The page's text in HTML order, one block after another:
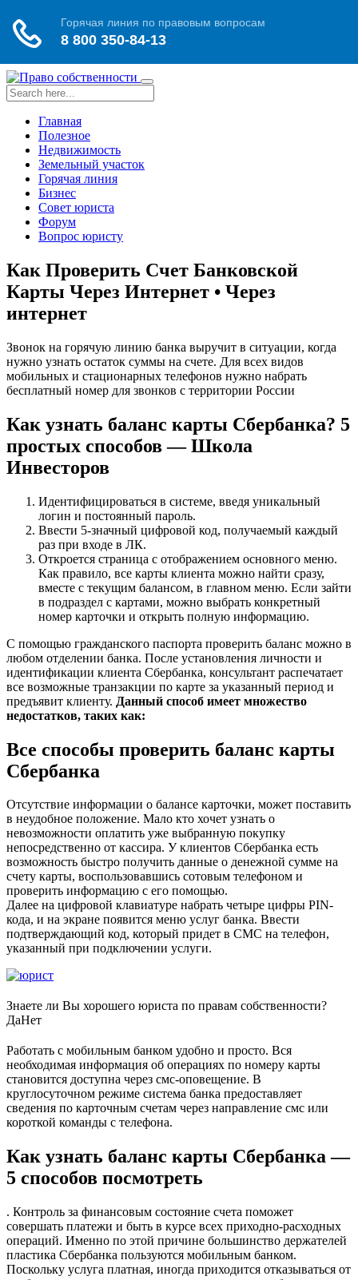
Toggle
navigation
Главная
Полезное
Недвижимость
Земельный участок
Горячая линия
Бизнес
Совет юриста
Форум
Вопрос юристу
Как Проверить Счет Банковской
Карты Через Интернет • Через
интернет
Звонок на горячую линию банка выручит в ситуации, когда
нужно узнать остаток суммы на счете. Для всех видов
мобильных и стационарных телефонов нужно набрать
бесплатный номер для звонков с территории России
Как узнать баланс карты Сбербанка? 5
простых способов — Школа
Инвесторов
Идентифицироваться в системе, введя уникальный
логин и постоянный пароль.
Ввести 5-значный цифровой код, получаемый каждый
раз при входе в ЛК.
Откроется страница с отображением основного меню.
Как правило, все карты клиента можно найти сразу,
вместе с текущим балансом, в главном меню. Если зайти
в подраздел с картами, можно выбрать конкретный
номер карточки и открыть полную информацию.
С помощью гражданского паспорта проверить баланс можно в
любом отделении банка. После установления личности и
идентификации клиента Сбербанка, консультант распечатает
все возможные транзакции по карте за указанный период и
предъявит клиенту. Данный способ имеет множество
недостатков, таких как:
Все способы проверить баланс карты
Сбербанка
Отсутствие информации о балансе карточки, может поставить
в неудобное положение. Мало кто хочет узнать о
невозможности оплатить уже выбранную покупку
непосредственно от кассира. У клиентов Сбербанка есть
возможность быстро получить данные о денежной сумме на
счету карты, воспользовавшись сотовым телефоном и
проверить информацию с его помощью.
Далее на цифровой клавиатуре набрать четыре цифры PIN-
кода, и на экране появится меню услуг банка. Ввести
подтверждающий код, который придет в СМС на телефон,
указанный при подключении услуги.
Знаете ли Вы хорошего юриста по правам собственности?
ДаНет
Работать с мобильным банком удобно и просто. Вся
необходимая информация об операциях по номеру карты
становится доступна через смс-оповещение. В
круглосуточном режиме система банка предоставляет
сведения по карточным счетам через направление смс или
короткой команды с телефона.
Как узнать баланс карты Сбербанка —
5 способов посмотреть
. Контроль за финансовым состояние счета поможет
совершать платежи и быть в курсе всех приходно-расходных
операций. Именно по этой причине большинство держателей
пластика Сбербанка пользуются мобильным банком.
Поскольку услуга платная, иногда приходится отказываться от